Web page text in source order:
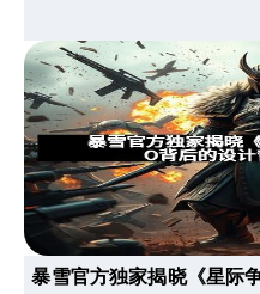
暴雪官方独家揭晓《星际